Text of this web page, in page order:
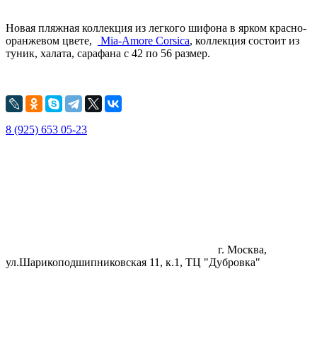
Новая пляжная коллекция из легкого шифона в ярком красно-
оранжевом цвете,
Mia-Amore Corsica, коллекция состоит из
туник, халата, сарафана c 42 по 56 размер.
8 (925) 653 05-23
г. Москва,
ул.Шарикоподшипниковская 11, к.1, ТЦ "Дубровка"